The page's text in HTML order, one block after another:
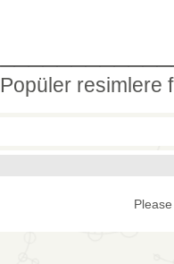
Popüler resimlere